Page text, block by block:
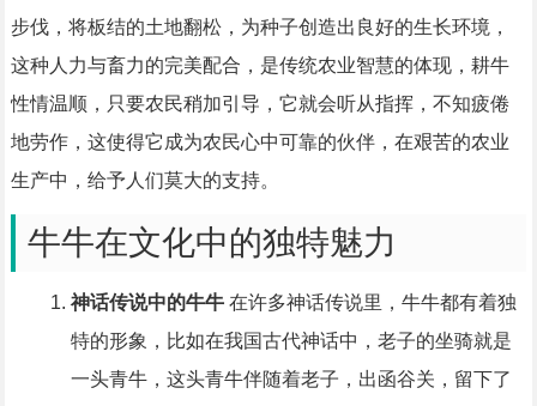
步伐，将板结的土地翻松，为种子创造出良好的生长环境，
这种人力与畜力的完美配合，是传统农业智慧的体现，耕牛
性情温顺，只要农民稍加引导，它就会听从指挥，不知疲倦
地劳作，这使得它成为农民心中可靠的伙伴，在艰苦的农业
生产中，给予人们莫大的支持。
牛牛在文化中的独特魅力
神话传说中的牛牛在许多神话传说里，牛牛都有着独
特的形象，比如在我国古代神话中，老子的坐骑就是
一头青牛，这头青牛伴随着老子，出函谷关，留下了